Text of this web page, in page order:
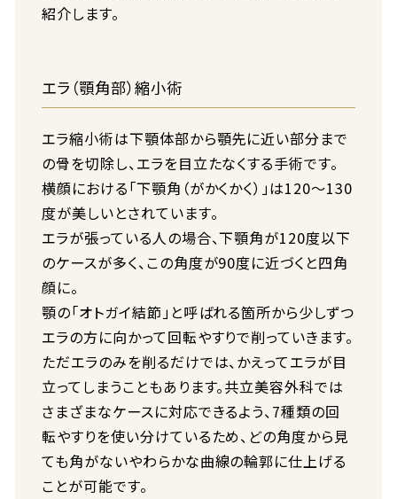
紹介します。
エラ（顎角部）縮小術
エラ縮小術は下顎体部から顎先に近い部分まで
の骨を切除し、エラを目立たなくする手術です。
横顔における「下顎角（がかくかく）」は120〜130
度が美しいとされています。
エラが張っている人の場合、下顎角が120度以下
のケースが多く、この角度が90度に近づくと四角
顔に。
顎の「オトガイ結節」と呼ばれる箇所から少しずつ
エラの方に向かって回転やすりで削っていきます。
ただエラのみを削るだけでは、かえってエラが目
立ってしまうこともあります。共立美容外科では
さまざまなケースに対応できるよう、7種類の回
転やすりを使い分けているため、どの角度から見
ても角がないやわらかな曲線の輪郭に仕上げる
ことが可能です。